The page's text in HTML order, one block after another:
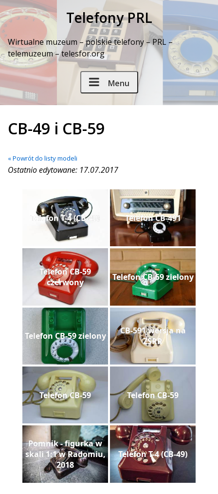
Skip to Content
Telefony PRL
Wirtualne muzeum – polskie telefony – PRL –
telemuzeum – telesfor.org
Menu
CB-49 i CB-59
« Powrót do listy modeli
Ostatnio edytowane: 17.07.2017
Telefon T-4 (CB-49) Telefon CB-491
Telefon CB-59
czerwony
Telefon CB-59 zielony
Telefon CB-59 zielony
CB-591 wersja na
ZSRR
Telefon CB-59 Telefon CB-59
Pomnik - figurka w
skali 1:1 w Radomiu,
2018
Telefon T-4 (CB-49)